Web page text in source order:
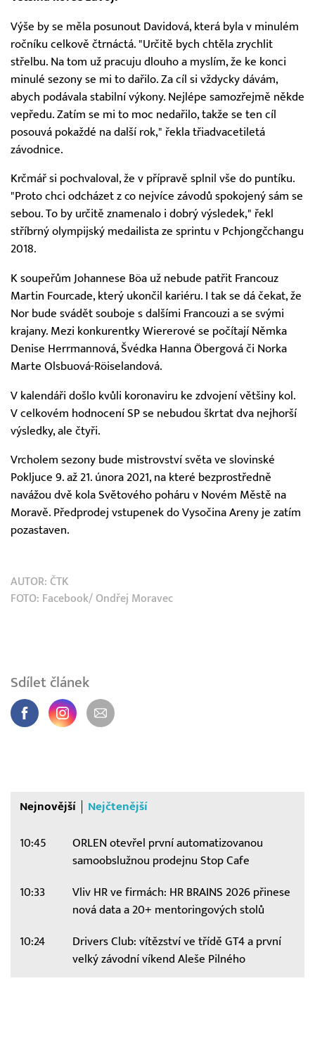
Výše by se měla posunout Davidová, která byla v minulém
ročníku celkově čtrnáctá. "Určitě bych chtěla zrychlit
střelbu. Na tom už pracuju dlouho a myslím, že ke konci
minulé sezony se mi to dařilo. Za cíl si vždycky dávám,
abych podávala stabilní výkony. Nejlépe samozřejmě někde
vepředu. Zatím se mi to moc nedařilo, takže se ten cíl
posouvá pokaždé na další rok," řekla třiadvacetiletá
závodnice.
Krčmář si pochvaloval, že v přípravě splnil vše do puntíku.
"Proto chci odcházet z co nejvíce závodů spokojený sám se
sebou. To by určitě znamenalo i dobrý výsledek," řekl
stříbrný olympijský medailista ze sprintu v Pchjongčchangu
2018.
K soupeřům Johannese Böa už nebude patřit Francouz
Martin Fourcade, který ukončil kariéru. I tak se dá čekat, že
Nor bude svádět souboje s dalšími Francouzi a se svými
krajany. Mezi konkurentky Wiererové se počítají Němka
Denise Herrmannová, Švédka Hanna Öbergová či Norka
Marte Olsbuová-Röiselandová.
V kalendáři došlo kvůli koronaviru ke zdvojení většiny kol.
V celkovém hodnocení SP se nebudou škrtat dva nejhorší
výsledky, ale čtyři.
Vrcholem sezony bude mistrovství světa ve slovinské
Pokljuce 9. až 21. února 2021, na které bezprostředně
navážou dvě kola Světového poháru v Novém Městě na
Moravě. Předprodej vstupenek do Vysočina Areny je zatím
pozastaven.
AUTOR: ČTK
FOTO: Facebook/ Ondřej Moravec
Sdílet článek
Nejnovější Nejčtenější
10:45
ORLEN otevřel první automatizovanou
samoobslužnou prodejnu Stop Cafe
10:33
Vliv HR ve firmách: HR BRAINS 2026 přinese
nová data a 20+ mentoringových stolů
10:24
Drivers Club: vítězství ve třídě GT4 a první
velký závodní víkend Aleše Pilného